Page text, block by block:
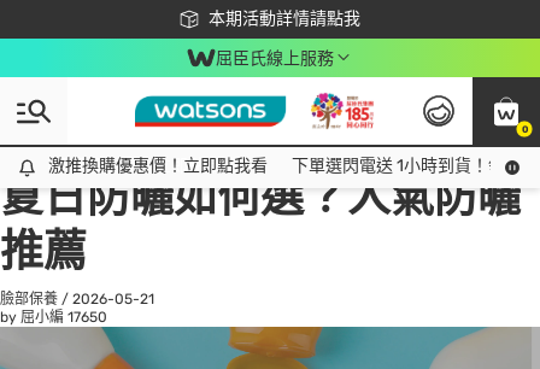
本期活動詳情請點我
下載app最高回饋$350
屈臣氏線上服務
0
激推換購優惠價！立即點我看
激推換購優惠價！立即點我看 下單選閃電送 1小時到貨！領神
All
話題趨勢
夏日防曬如何選？人氣防曬
推薦
臉部保養 / 2026-05-21
by 屈小編 17650